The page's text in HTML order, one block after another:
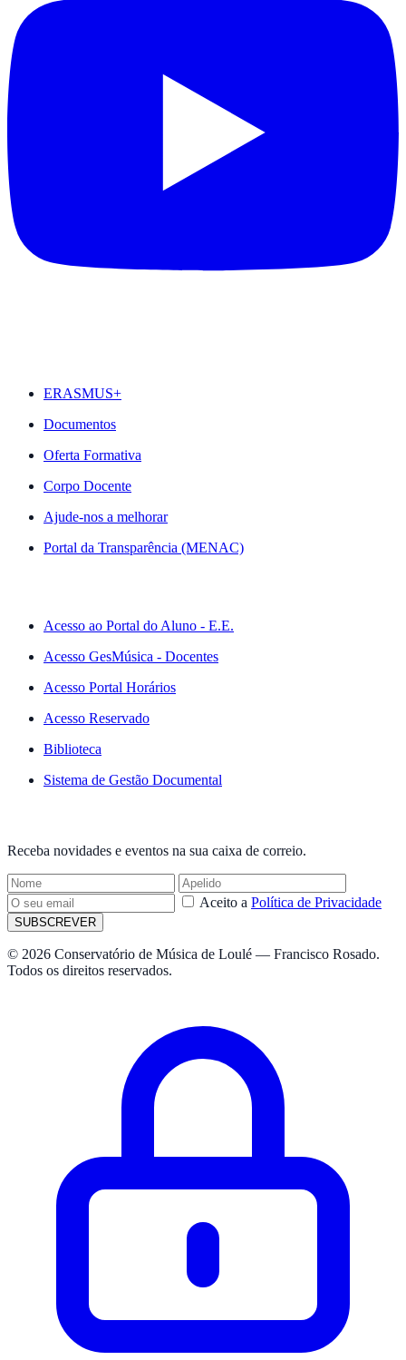
ERASMUS+
Documentos
Oferta Formativa
Corpo Docente
Ajude-nos a melhorar
Portal da Transparência (MENAC)
Acesso ao Portal do Aluno - E.E.
Acesso GesMúsica - Docentes
Acesso Portal Horários
Acesso Reservado
Biblioteca
Sistema de Gestão Documental
Receba novidades e eventos na sua caixa de correio.
Aceito a Política de Privacidade
SUBSCREVER
© 2026 Conservatório de Música de Loulé — Francisco Rosado.
Todos os direitos reservados.